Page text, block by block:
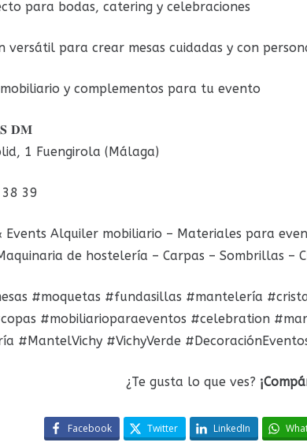
para bodas, catering y celebraciones
versátil para crear mesas cuidadas y con
y complementos para tu evento
𝐃𝐌
1 Fuengirola (Málaga)
39
Events Alquiler mobiliario – Materiales para
de hostelería – Carpas – Sombrillas –
#moquetas #fundasillas #mantelería
#mobiliarioparaeventos #celebration
#MantelVichy #VichyVerde
¿Te gusta lo que ves?
Facebook Twitter LinkedIn